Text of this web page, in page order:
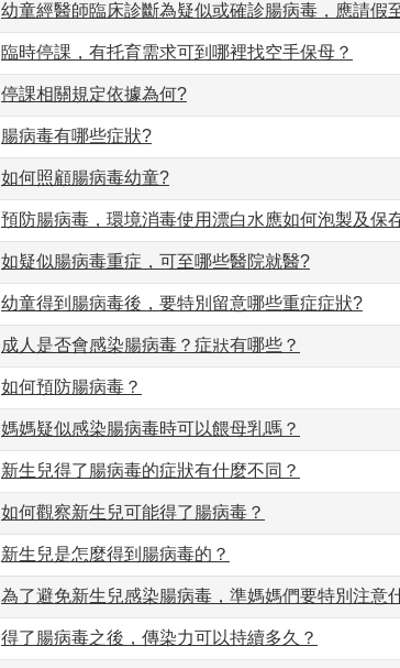
幼童經醫師臨床診斷為疑似或確診腸病毒，應請假
臨時停課，有托育需求可到哪裡找空手保母？
停課相關規定依據為何?
腸病毒有哪些症狀?
如何照顧腸病毒幼童?
預防腸病毒，環境消毒使用漂白水應如何泡製及保
如疑似腸病毒重症，可至哪些醫院就醫?
幼童得到腸病毒後，要特別留意哪些重症症狀?
成人是否會感染腸病毒？症狀有哪些？
如何預防腸病毒？
媽媽疑似感染腸病毒時可以餵母乳嗎？
新生兒得了腸病毒的症狀有什麼不同？
如何觀察新生兒可能得了腸病毒？
新生兒是怎麼得到腸病毒的？
為了避免新生兒感染腸病毒，準媽媽們要特別注意
得了腸病毒之後，傳染力可以持續多久？